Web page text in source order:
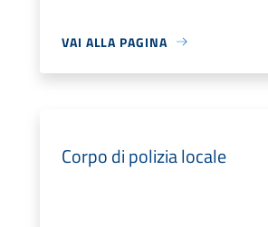
VAI ALLA PAGINA
Corpo di polizia locale